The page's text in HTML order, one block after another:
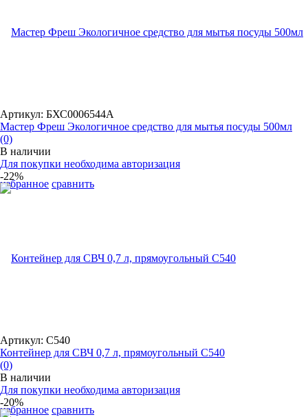
избранное сравнить
Артикул: БХС0006544А
Мастер Фреш Экологичное средство для мытья посуды 500мл
(0)
В наличии
Для покупки необходима авторизация
-22%
избранное сравнить
Артикул: С540
Контейнер для СВЧ 0,7 л, прямоугольный С540
(0)
В наличии
Для покупки необходима авторизация
-20%